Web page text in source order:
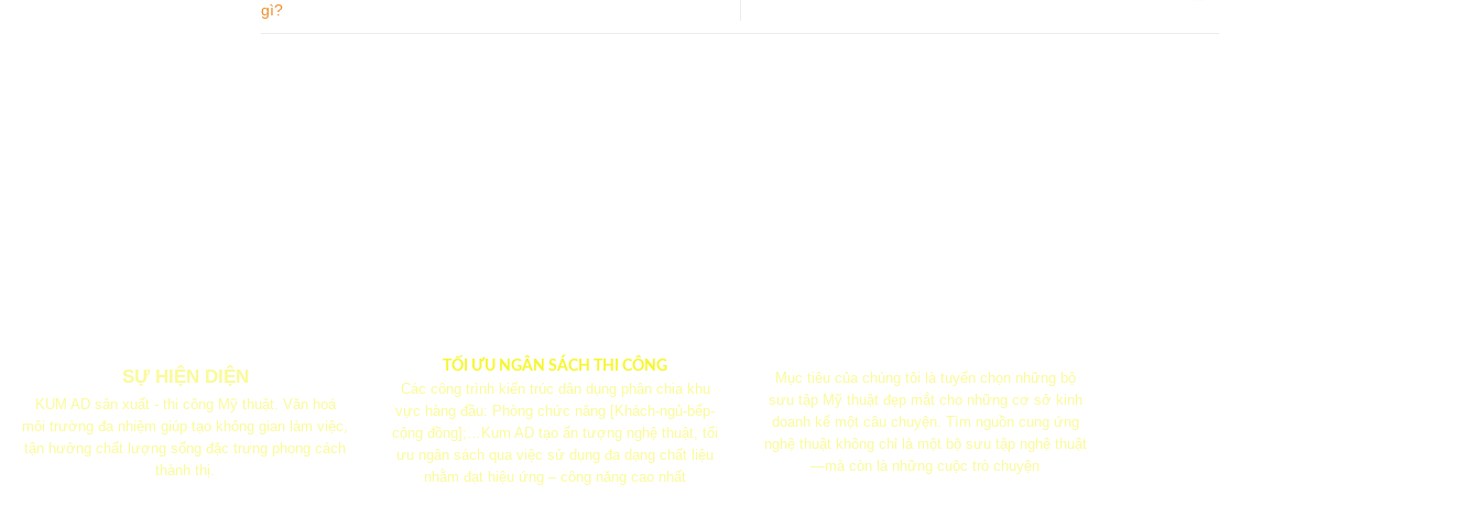
gì?
SỰ HIỆN DIỆN
KUM AD sản xuất - thi công Mỹ thuật. Văn hoá
môi trường đa nhiệm giúp tạo không gian làm việc,
tận hưởng chất lượng sống đặc trưng phong cách
thành thị.
TỐI ƯU NGÂN SÁCH THI CÔNG
Các công trình kiến ​​trúc dân dụng phân chia khu
vực hàng đầu: Phòng chức năng [Khách-ngủ-bếp-
cộng đồng];…Kum AD tạo ấn tượng nghệ thuật, tối
ưu ngân sách qua việc sử dụng đa dạng chất liệu
nhằm đạt hiệu ứng – công năng cao nhất
Mục tiêu của chúng tôi là tuyển chọn những bộ
sưu tập Mỹ thuật đẹp mắt cho những cơ sở kinh
doanh kể một câu chuyện. Tìm nguồn cung ứng
nghệ thuật không chỉ là một bộ sưu tập nghệ thuật
—mà còn là những cuộc trò chuyện